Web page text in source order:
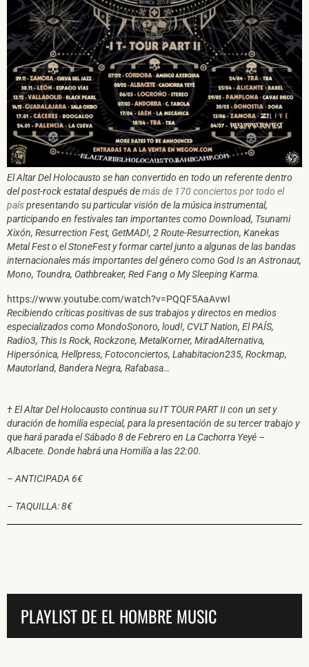
El Altar Del Holocausto se han convertido en todo un referente dentro
del post-rock estatal después demás de 170 conciertos por todo el
paíspresentando su particular visión de la música instrumental,
participando en festivales tan importantes como Download, Tsunami
Xixón, Resurrection Fest, GetMAD!, 2 Route-Resurrection, Kanekas
Metal Fest o el StoneFest y formar cartel junto a algunas de las bandas
internacionales más importantes del género como God Is an Astronaut,
Mono, Toundra, Oathbreaker, Red Fang o My Sleeping Karma.
https://www.youtube.com/watch?v=PQQF5AaAvwI
Recibiendo críticas positivas de sus trabajos y directos en medios
especializados como MondoSonoro, loud!, CVLT Nation, El PAÍS,
Radio3, This Is Rock, Rockzone, MetalKorner, MiradAlternativa,
Hipersónica, Hellpress, Fotoconciertos, Lahabitacion235, Rockmap,
Mautorland, Bandera Negra, Rafabasa…
† El Altar Del Holocausto continua su IT TOUR PART II con un set y
duración de homilía especial, para la presentación de su tercer trabajo y
que hará parada el Sábado 8 de Febrero en La Cachorra Yeyé –
Albacete. Donde habrá una Homilía a las 22:00.
– ANTICIPADA 6€
– TAQUILLA: 8€
PLAYLIST DE EL HOMBRE MUSIC